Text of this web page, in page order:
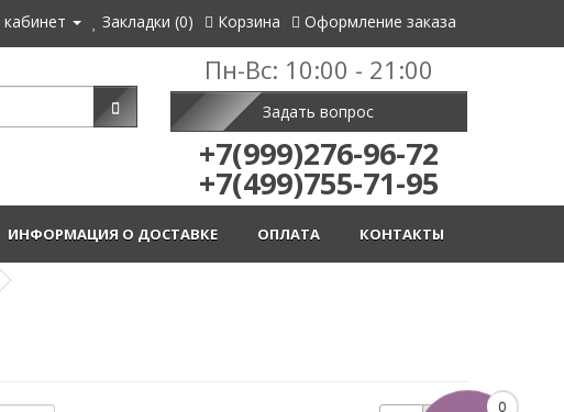
0
Закладки (0) Корзина Оформление заказа
Пн-Вс: 10:00 - 21:00
Задать вопрос
+7(999)276-96-72
+7(499)755-71-95
КОНТАКТЫ
ОПЛАТА
ИНФОРМАЦИЯ О ДОСТАВКЕ